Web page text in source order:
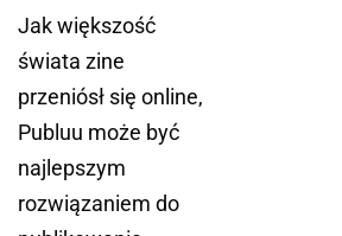
Jak większość
świata zine
przeniósł się online,
Publuu może być
najlepszym
rozwiązaniem do